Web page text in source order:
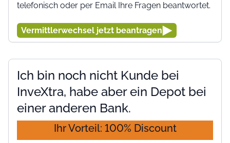
telefonisch oder per Email Ihre Fragen beantwortet.
Vermittlerwechsel jetzt beantragen
Ich bin noch nicht Kunde bei
InveXtra, habe aber ein Depot bei
einer anderen Bank.
Ihr Vorteil: 100% Discount